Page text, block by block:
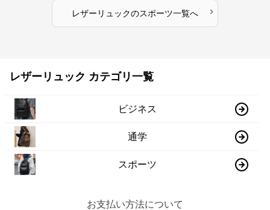
レザーリュックのスポーツ一覧へ ›
レザーリュック カテゴリ一覧
ビジネス
通学
スポーツ
お支払い方法について